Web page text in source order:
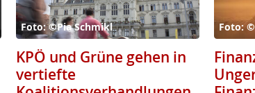
Foto: ©Pia Schmikl
KPÖ und Grüne gehen in
vertiefte
Foto: